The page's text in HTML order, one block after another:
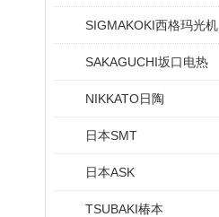
SIGMAKOKI西格玛光机
SAKAGUCHI坂口电热
NIKKATO日陶
日本SMT
日本ASK
TSUBAKI椿本